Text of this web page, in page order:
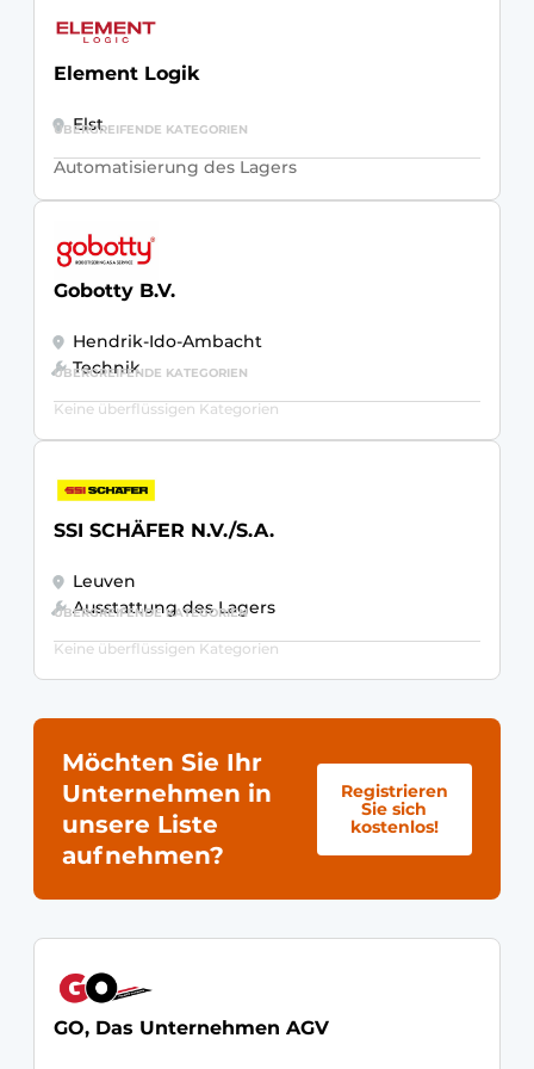
Element Logik
Elst
ÜBERGREIFENDE KATEGORIEN
Automatisierung des Lagers
Gobotty B.V.
Hendrik-Ido-Ambacht
Technik
ÜBERGREIFENDE KATEGORIEN
Keine überflüssigen Kategorien
SSI SCHÄFER N.V./S.A.
Leuven
Ausstattung des Lagers
ÜBERGREIFENDE KATEGORIEN
Keine überflüssigen Kategorien
Möchten Sie Ihr
Unternehmen in
unsere Liste
aufnehmen?
Registrieren
Sie sich
kostenlos!
GO, Das Unternehmen AGV